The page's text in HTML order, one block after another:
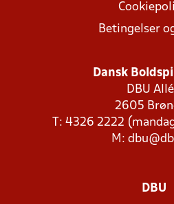
Betingelser
Dansk
DBU Allé
2605
T: 4326 2222
M:
DBU